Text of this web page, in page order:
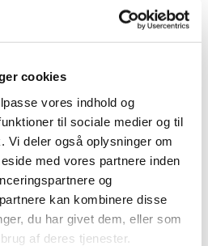
cookies
vores indhold og
til sociale medier og til
Vi deler også oplysninger om
med vores partnere inden
og
kan kombinere disse
du har givet dem, eller som
af deres tjenester.
T-håndtag
Venus
15 mm
-
1/2×1/2,
1/2×3/4